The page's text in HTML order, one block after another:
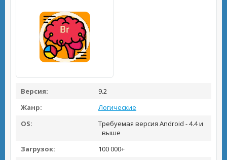
Версия:
9.2
Жанр:
Логические
OS:
Требуемая версия Android - 4.4 и
выше
Загрузок:
100 000+